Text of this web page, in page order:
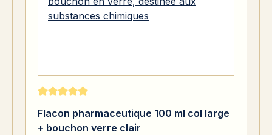
Note moyenne de 5 sur 5 étoiles
Flacon pharmaceutique 100 ml col large
+ bouchon verre clair